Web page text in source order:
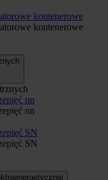
kontenerowe
kontenerowe
nn
nn
SN
SN